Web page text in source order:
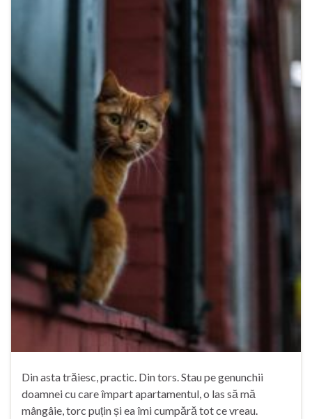
Din asta trăiesc, practic. Din tors. Stau pe genunchii
doamnei cu care împart apartamentul, o las să mă
mângâie, torc puțin și ea îmi cumpără tot ce vreau.